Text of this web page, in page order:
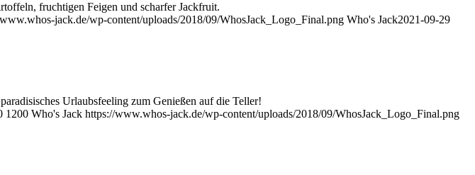
fruchtigen Feigen und scharfer Jackfruit.
jack.de/wp-content/uploads/2018/09/WhosJack_Logo_Final.png Who's Jack2021-09-29
Urlaubsfeeling zum Genießen auf die Teller!
1200 Who's Jack https://www.whos-jack.de/wp-content/uploads/2018/09/WhosJack_Logo_Final.png